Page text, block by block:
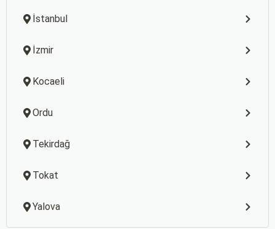
İstanbul
İzmir
Kocaeli
Ordu
Tekirdağ
Tokat
Yalova